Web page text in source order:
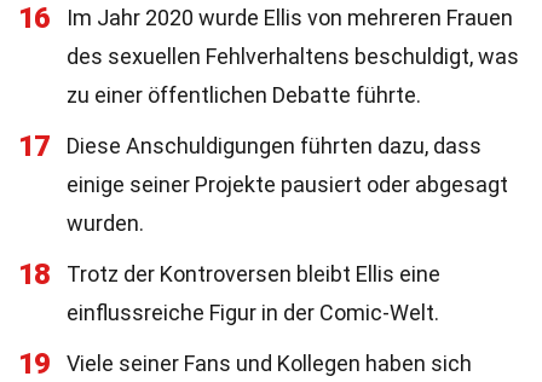
16
Im Jahr 2020 wurde Ellis von mehreren Frauen
des sexuellen Fehlverhaltens beschuldigt, was
zu einer öffentlichen Debatte führte.
17
Diese Anschuldigungen führten dazu, dass
einige seiner Projekte pausiert oder abgesagt
wurden.
18
Trotz der Kontroversen bleibt Ellis eine
einflussreiche Figur in der Comic-Welt.
19
Viele seiner Fans und Kollegen haben sich